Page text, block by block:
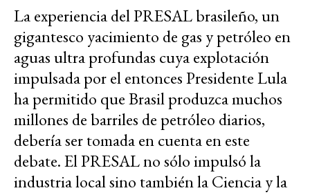
La experiencia del PRESAL brasileño, un
gigantesco yacimiento de gas y petróleo en
aguas ultra profundas cuya explotación
impulsada por el entonces Presidente Lula
ha permitido que Brasil produzca muchos
millones de barriles de petróleo diarios,
debería ser tomada en cuenta en este
debate. El PRESAL no sólo impulsó la
industria local sino también la Ciencia y la